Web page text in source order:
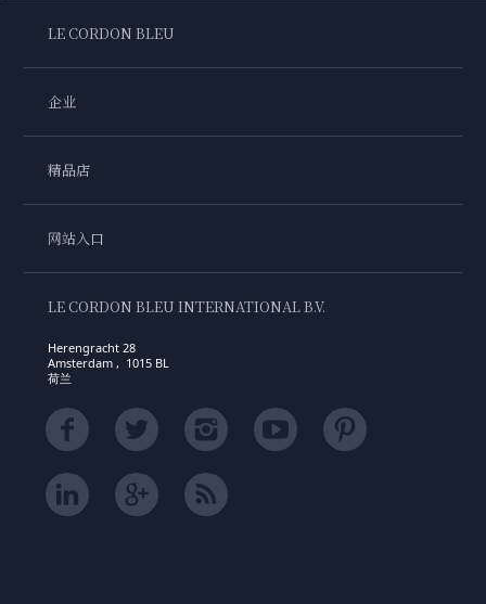
LE CORDON BLEU
企业
精品店
网站入口
LE CORDON BLEU INTERNATIONAL B.V.
Herengracht 28
Amsterdam , 1015 BL
荷兰